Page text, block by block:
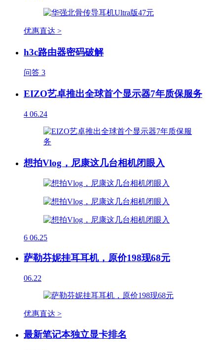
优惠直达 >
h3c路由器密码破解
问答 3
EIZO艺卓推出全球首个显示器7年质保服务
4 06.24
想拍Vlog，尼康这几台相机闭眼入
6 06.25
萨勒芬妮挂耳耳机，原价198现68元
06.22
优惠直达 >
最新笔记本独立显卡排名